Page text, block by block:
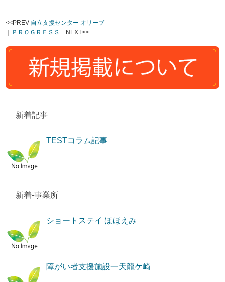
<<PREV 自立支援センター オリーブ
｜ ＰＲＯＧＲＥＳＳ NEXT>>
新着記事
TESTコラム記事
新着-事業所
ショートステイ ほほえみ
障がい者支援施設一天龍ケ崎